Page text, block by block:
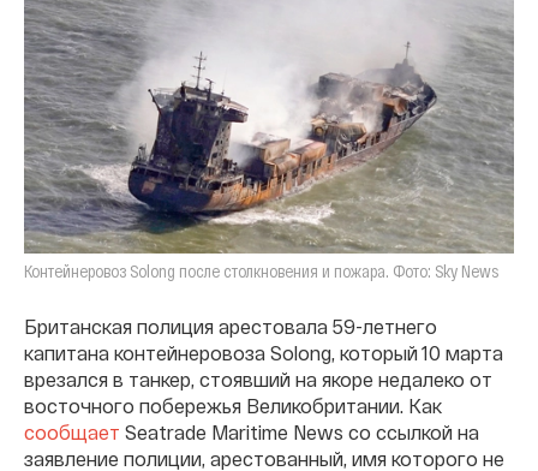
Контейнеровоз Solong после столкновения и пожара. Фото: Sky News
Британская полиция арестовала 59-летнего
капитана контейнеровоза Solong, который 10 марта
врезался в танкер, стоявший на якоре недалеко от
восточного побережья Великобритании. Как
сообщает Seatrade Maritime News со ссылкой на
заявление полиции, арестованный, имя которого не